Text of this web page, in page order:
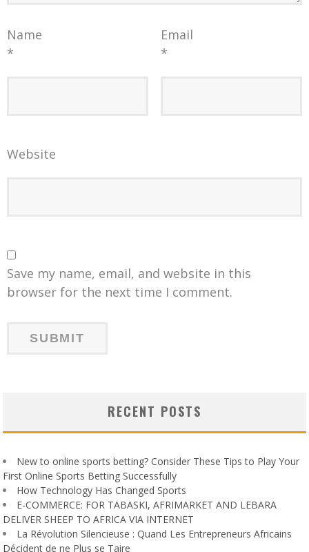
Name
*
Email
*
Website
Save my name, email, and website in this
browser for the next time I comment.
RECENT POSTS
New to online sports betting? Consider These Tips to Play Your
First Online Sports Betting Successfully
How Technology Has Changed Sports
E-COMMERCE: FOR TABASKI, AFRIMARKET AND LEBARA
DELIVER SHEEP TO AFRICA VIA INTERNET
La Révolution Silencieuse : Quand Les Entrepreneurs Africains
Décident de ne Plus se Taire